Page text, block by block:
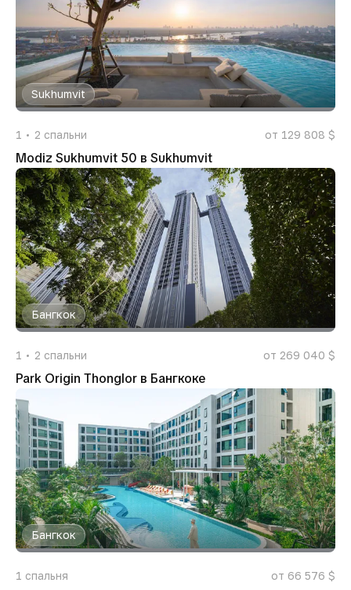
Sukhumvit
1 2 спальни от 129 808 $
Modiz Sukhumvit 50 в Sukhumvit
Бангкок
1 2 спальни от 269 040 $
Park Origin Thonglor в Бангкоке
Бангкок
1 спальня от 66 576 $